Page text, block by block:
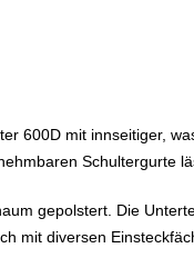
600D mit innseitiger,
Schultergurte
gepolstert. Die
mit diversen